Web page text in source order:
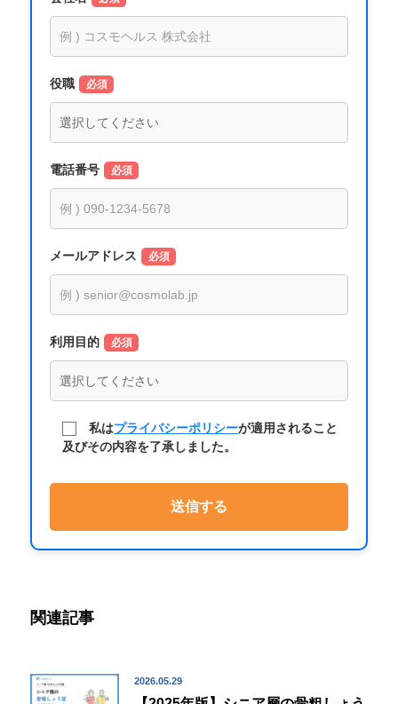
役職 必須
電話番号 必須
メールアドレス 必須
利用目的 必須
私はプライバシーポリシーが適用されること
及びその内容を了承しました。
関連記事
2026.05.29